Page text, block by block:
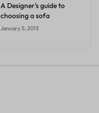
A Designer's guide to
choosing a sofa
January 5, 2013